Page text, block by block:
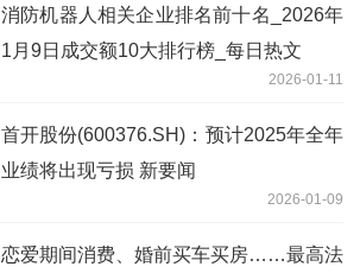
消防机器人相关企业排名前十名_2026年
1月9日成交额10大排行榜_每日热文
2026-01-11
首开股份(600376.SH)：预计2025年全年
业绩将出现亏损 新要闻
2026-01-09
恋爱期间消费、婚前买车买房……最高法